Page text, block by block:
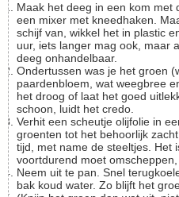
Maak het deeg in een kom met de ingrediënten. Met de hand of
een mixer met kneedhaken.
schijf van, wikkel het in plastic
uur, iets langer mag ook, maar
deeg onhandelbaar.
Ondertussen was je het groen (wij hadden zevenblad, nogal wat
paardenbloem, wat weegbree
het droog of laat het goed
schoon, luidt het credo.
Verhit een scheutje olijfolie in een stevige pan en smoor de
groenten tot het behoorlijk
tijd, met name de steeltjes. Het
voortdurend moet
Neem uit te pan. Snel terugkoelen onder de kraan – of in een
bak koud water. Zo blijft het